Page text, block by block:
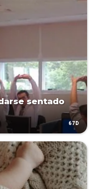
sentado
67D